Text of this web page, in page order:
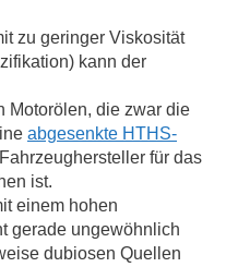
zu geringer Viskosität
kann der
Motorölen, die zwar die
abgesenkte HTHS-
für das
ist.
einem hohen
gerade ungewöhnlich
dubiosen Quellen